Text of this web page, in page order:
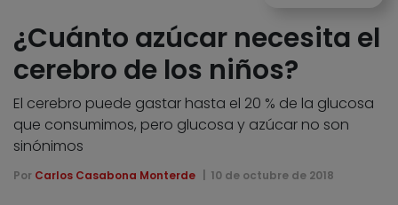
¿Cuánto azúcar necesita el
cerebro de los niños?
El cerebro puede gastar hasta el 20 % de la glucosa
que consumimos, pero glucosa y azúcar no son
sinónimos
Por Carlos Casabona Monterde 10 de octubre de 2018